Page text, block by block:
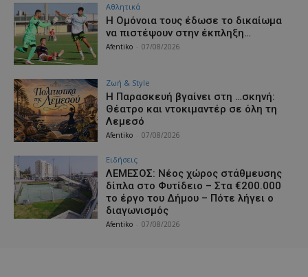
Αθλητικά
Η Ομόνοια τους έδωσε το δικαίωμα
να πιστέψουν στην έκπληξη…
Afentiko 07/08/2026
Ζωή & Style
Η Παρασκευή βγαίνει στη …σκηνή:
Θέατρο και ντοκιμαντέρ σε όλη τη
Λεμεσό
Afentiko 07/08/2026
Ειδήσεις
ΛΕΜΕΣΟΣ: Νέος χώρος στάθμευσης
δίπλα στο Φυτίδειο – Στα €200.000
το έργο του Δήμου – Πότε λήγει ο
διαγωνισμός
Afentiko 07/08/2026